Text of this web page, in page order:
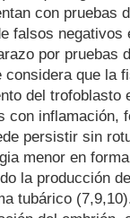
con pruebas
falsos negativos
por pruebas
considera que la
del trofoblasto
con inflamación,
persistir sin
menor en
la producción
tubárico